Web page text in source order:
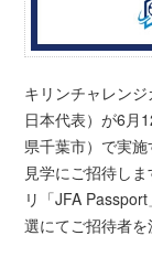
キリンチャレン
日本代表）が6月
県千葉市）で実
見学にご招待し
リ「JFA
選にてご招待者を